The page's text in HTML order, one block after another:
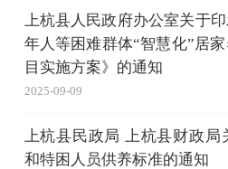
上杭县人民政府办公室关于
年人等困难群体“智慧化”居
目实施方案》的通知
2025-09-09
上杭县民政局 上杭县财政
和特困人员供养标准的通知